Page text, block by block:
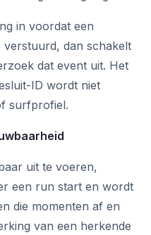
in voordat een
dan schakelt
dat event uit. Het
ID wordt niet
surfprofiel.
uit te voeren,
een run start en wordt
die momenten af en
van een herkende